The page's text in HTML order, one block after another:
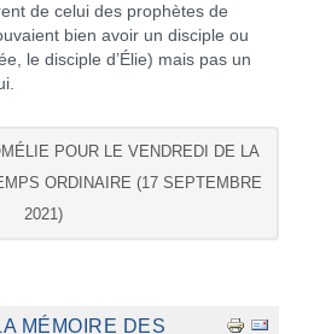
de celui des prophètes de
bien avoir un disciple ou
le disciple d’Élie) mais pas un
POUR LE VENDREDI DE LA
ORDINAIRE (17 SEPTEMBRE
2021)
MÉMOIRE DES